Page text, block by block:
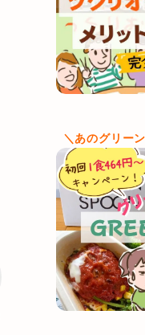
＼あのグリー